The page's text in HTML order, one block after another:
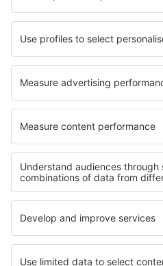
Unterkunft in den Französische
Unterkunft in Les Menuires
Unterkunft in Provence
Unterkunft in Northern Hungarian
Unterkunft auf der Insel Anna Maria
Unterkunft im Mafikeng Game
Unterkunft in Nationalpark Călimani